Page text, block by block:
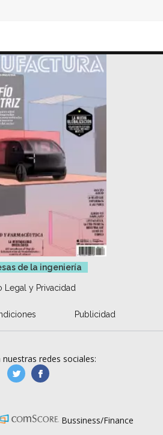
de la ingeniería
Legal y Privacidad
Publicidad
nuestras redes sociales:
manufacturaGE
Bussiness/Finance